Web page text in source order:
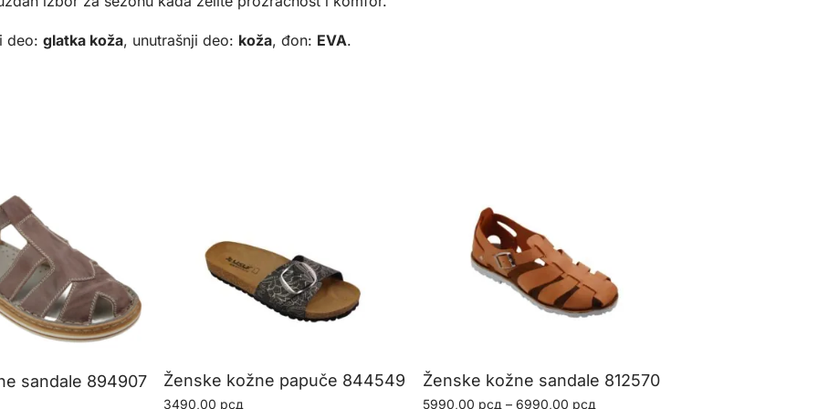
deo: glatka koža, unutrašnji deo: koža, đon: EVA.
sandale 894907 Ženske kožne papuče 844549
3490,00 рсд
Ženske kožne sandale 812570
5990,00 рсд – 6990,00 рсдRaspon